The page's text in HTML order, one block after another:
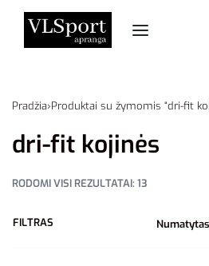
Pradžia›Produktai su žymomis “dri-fit
dri-fit kojinės
RODOMI VISI REZULTATAI: 13
FILTRAS